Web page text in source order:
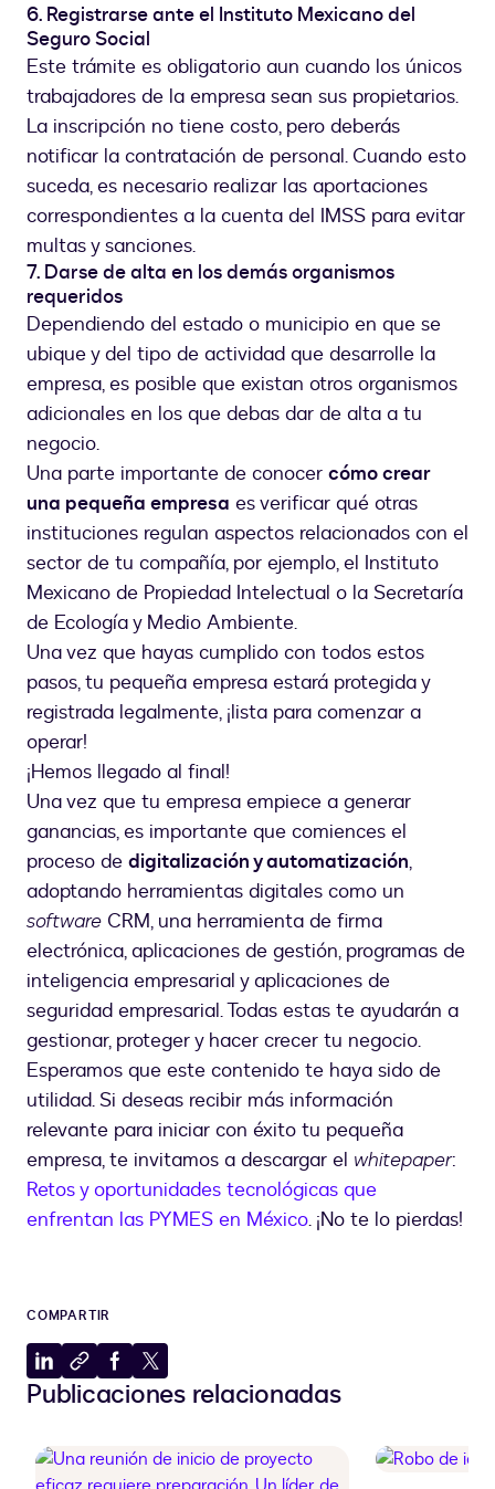
6. Registrarse ante el Instituto Mexicano del
Seguro Social
Este trámite es obligatorio aun cuando los únicos
trabajadores de la empresa sean sus propietarios.
La inscripción no tiene costo, pero deberás
notificar la contratación de personal. Cuando esto
suceda, es necesario realizar las aportaciones
correspondientes a la cuenta del IMSS para evitar
multas y sanciones.
7. Darse de alta en los demás organismos
requeridos
Dependiendo del estado o municipio en que se
ubique y del tipo de actividad que desarrolle la
empresa, es posible que existan otros organismos
adicionales en los que debas dar de alta a tu
negocio.
Una parte importante de conocer cómo crear
una pequeña empresa es verificar qué otras
instituciones regulan aspectos relacionados con el
sector de tu compañía, por ejemplo, el Instituto
Mexicano de Propiedad Intelectual o la Secretaría
de Ecología y Medio Ambiente.
Una vez que hayas cumplido con todos estos
pasos, tu pequeña empresa estará protegida y
registrada legalmente, ¡lista para comenzar a
operar!
¡Hemos llegado al final!
Una vez que tu empresa empiece a generar
ganancias, es importante que comiences el
proceso de digitalización y automatización,
adoptando herramientas digitales como un
software CRM, una herramienta de firma
electrónica, aplicaciones de gestión, programas de
inteligencia empresarial y aplicaciones de
seguridad empresarial. Todas estas te ayudarán a
gestionar, proteger y hacer crecer tu negocio.
Esperamos que este contenido te haya sido de
utilidad. Si deseas recibir más información
relevante para iniciar con éxito tu pequeña
empresa, te invitamos a descargar el whitepaper:
Retos y oportunidades tecnológicas que
enfrentan las PYMES en México. ¡No te lo pierdas!
COMPARTIR
Compartir
en
Copiar
al
Compartir
en
Compartir
en
Publicaciones relacionadas